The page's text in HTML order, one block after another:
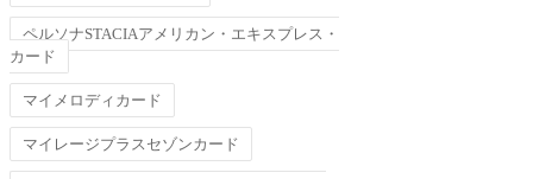
ペルソナSTACIAアメリカン・エキスプレス・
カード
マイメロディカード
マイレージプラスセゾンカード